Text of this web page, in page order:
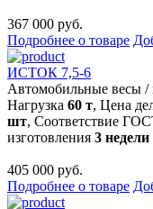
367 000 руб.
Подробнее о товаре
ИСТОК 7,5-6
Автомобильные весы /
Нагрузка 60 т, Цена
шт, Соответствие
изготовления 3 недели
405 000 руб.
Подробнее о товаре